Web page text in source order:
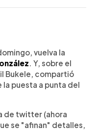
vuelva la
. Y, sobre el
Bukele, compartió
puesta a punta del
de twitter (ahora
se "afinan" detalles,